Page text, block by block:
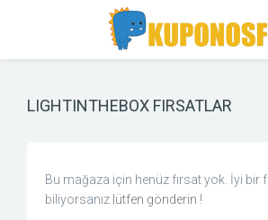
navigation
LIGHTINTHEBOX FIRSATLAR
Bu mağaza için henüz fırsat yok. İyi bir
biliyorsanız lütfen gönderin !